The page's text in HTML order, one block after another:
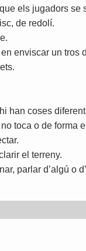
que els jugadors se
, de redolí.
.
en enviscar un tros
.
hi han coses
no toca o de forma
.
el terreny.
, parlar d’algú o d’